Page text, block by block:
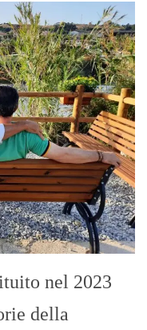
nel 2023
della